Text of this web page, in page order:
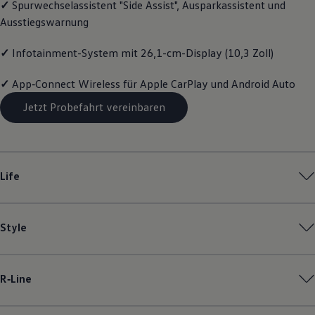
Volkswagen Apps, Login und Shop
Handy und Fahrzeug verbinden
Über Ihr Auto
Vorgängermodelle
Volkswagen Kundenbetreuung
Warn- und Kontrollleuchten
Assistenzsysteme
Digitale Betriebsanleitung
✓ Spurwechselassistent "Side Assist", Ausparkassistent und
Ausstiegswarnung
✓ Infotainment-System mit 26,1-cm-Display (10,3 Zoll)
✓ App‑Connect Wireless für Apple CarPlay und Android Auto
Jetzt Probefahrt vereinbaren
Life
Style
R‑Line